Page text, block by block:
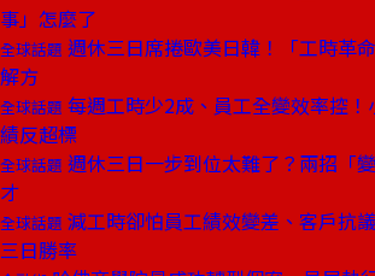
事」怎麼了
全球話題 週休三日席捲歐美日韓！「工時革
解方
全球話題 每週工時少2成、員工全變效率控
績反超標
全球話題 週休三日一步到位太難了？兩招「
才
全球話題 減工時卻怕員工績效變差、客戶抗
三日勝率